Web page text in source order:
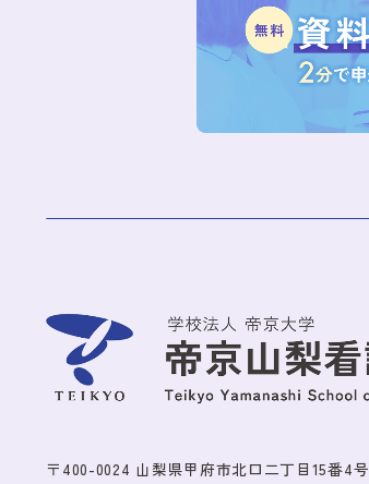
〒400-0024 山梨県甲府市北口二丁目15番4号